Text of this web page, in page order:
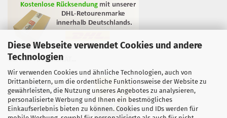
Diese Webseite verwendet Cookies und andere
Technologien
Wir verwenden Cookies und ähnliche Technologien, auch von
Drittanbietern, um die ordentliche Funktionsweise der Website zu
gewährleisten, die Nutzung unseres Angebotes zu analysieren,
personalisierte Werbung und Ihnen ein bestmögliches
Einkaufserlebnis bieten zu können. Cookies und IDs werden für
GEPRÜFTE QUALITÄT...